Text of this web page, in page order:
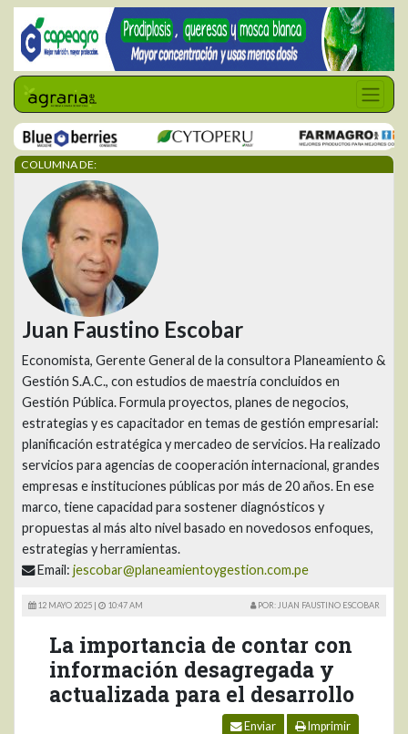
COLUMNA DE:
Juan Faustino Escobar
Economista, Gerente General de la consultora Planeamiento &
Gestión S.A.C., con estudios de maestría concluidos en
Gestión Pública. Formula proyectos, planes de negocios,
estrategias y es capacitador en temas de gestión empresarial:
planificación estratégica y mercadeo de servicios. Ha realizado
servicios para agencias de cooperación internacional, grandes
empresas e instituciones públicas por más de 20 años. En ese
marco, tiene capacidad para sostener diagnósticos y
propuestas al más alto nivel basado en novedosos enfoques,
estrategias y herramientas.
Email: jescobar@planeamientoygestion.com.pe
12 MAYO 2025 | 10:47 AM POR: JUAN FAUSTINO ESCOBAR
La importancia de contar con
información desagregada y
actualizada para el desarrollo
Enviar Imprimir